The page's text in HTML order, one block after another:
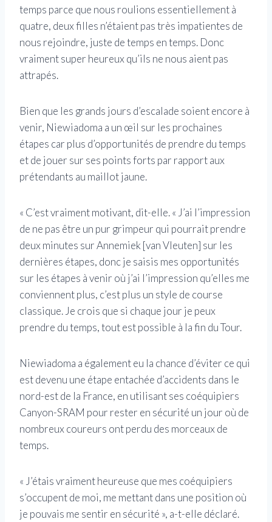
temps parce que nous roulions essentiellement à
quatre, deux filles n’étaient pas très impatientes de
nous rejoindre, juste de temps en temps. Donc
vraiment super heureux qu’ils ne nous aient pas
attrapés.
Bien que les grands jours d’escalade soient encore à
venir, Niewiadoma a un œil sur les prochaines
étapes car plus d’opportunités de prendre du temps
et de jouer sur ses points forts par rapport aux
prétendants au maillot jaune.
« C’est vraiment motivant, dit-elle. « J’ai l’impression
de ne pas être un pur grimpeur qui pourrait prendre
deux minutes sur Annemiek [van Vleuten] sur les
dernières étapes, donc je saisis mes opportunités
sur les étapes à venir où j’ai l’impression qu’elles me
conviennent plus, c’est plus un style de course
classique. Je crois que si chaque jour je peux
prendre du temps, tout est possible à la fin du Tour.
Niewiadoma a également eu la chance d’éviter ce qui
est devenu une étape entachée d’accidents dans le
nord-est de la France, en utilisant ses coéquipiers
Canyon-SRAM pour rester en sécurité un jour où de
nombreux coureurs ont perdu des morceaux de
temps.
« J’étais vraiment heureuse que mes coéquipiers
s’occupent de moi, me mettant dans une position où
je pouvais me sentir en sécurité », a-t-elle déclaré.